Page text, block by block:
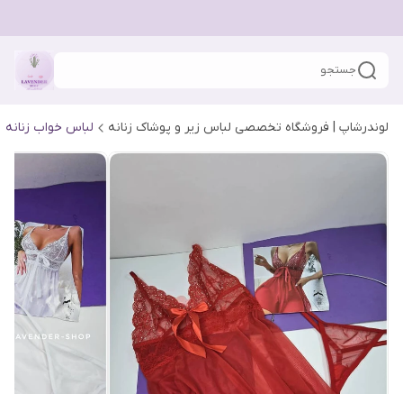
جستجو
لوندرشاپ | فروشگاه تخصصی لباس زیر و پوشاک زنانه لباس خواب زنانه